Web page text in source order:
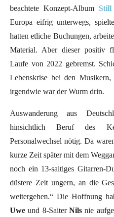
beachtete Konzept-Album Still
Europa eifrig unterwegs,
hatten etliche Buchungen,
Material. Aber dieser positiv
Laufe von 2022 gebremst.
Lebenskrise bei den Musikern,
irgendwie war der Wurm drin.
Auswanderung aus
hinsichtlich Beruf des
Personalwechsel nötig. Da
kurze Zeit später mit dem
noch ein 13-saitiges Gitarren-
düstere Zeit ungern, an die
weitergehen.“ Die Hoffnung
Uwe und 8-Saiter Nils nie